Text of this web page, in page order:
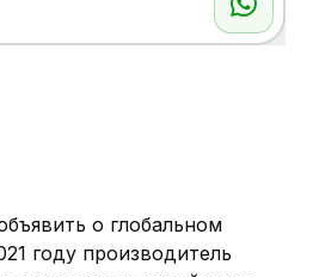
о глобальном
году производитель